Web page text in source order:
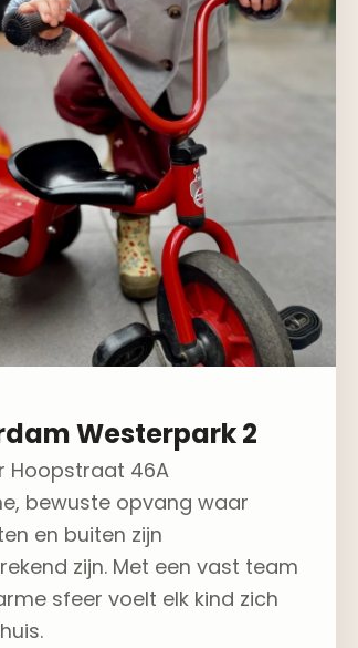
Westerpark 2
Hoopstraat 46A
bewuste opvang waar
en buiten zijn
zijn. Met een vast team
sfeer voelt elk kind zich